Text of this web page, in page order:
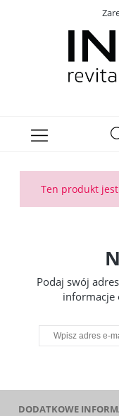
Ten produkt
Podaj swój
informacje
DODATKOWE